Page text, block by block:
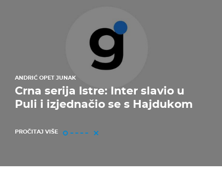
ANDRIĆ OPET JUNAK
Crna serija Istre: Inter slavio u
Puli i izjednačio se s Hajdukom
PROČITAJ VIŠE